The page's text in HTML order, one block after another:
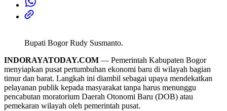
Bupati Bogor Rudy Susmanto.
INDORAYATODAY.COM — Pemerintah Kabupaten Bogor
menyiapkan pusat pertumbuhan ekonomi baru di wilayah bagian
timur dan barat. Langkah ini diambil sebagai upaya mendekatkan
pelayanan publik kepada masyarakat tanpa harus menunggu
pencabutan moratorium Daerah Otonomi Baru (DOB) atau
pemekaran wilayah oleh pemerintah pusat.